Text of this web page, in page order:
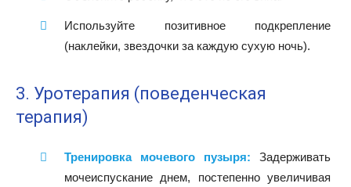
Используйте позитивное подкрепление
(наклейки, звездочки за каждую сухую ночь).
3. Уротерапия (поведенческая
терапия)
Тренировка мочевого пузыря: Задерживать
мочеиспускание днем, постепенно увеличивая